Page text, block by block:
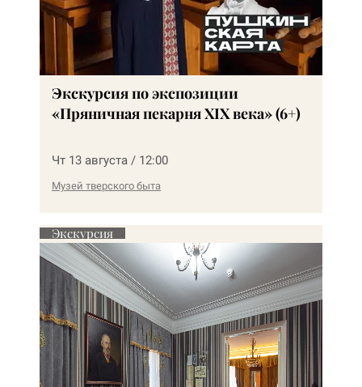
Экскурсия по экспозиции
«Пряничная пекарня XIX века» (6+)
Чт 13 августа / 12:00
Музей тверского быта
Экскурсия